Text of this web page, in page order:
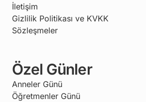
İletişim
Gizlilik Politikası ve KVKK
Sözleşmeler
Özel Günler
Anneler Günü
Öğretmenler Günü